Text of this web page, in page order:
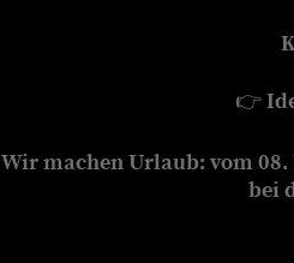
👉
Wir machen Urlaub: vom 08.
bei